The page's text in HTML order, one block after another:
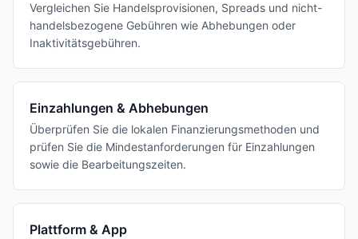
Vergleichen Sie Handelsprovisionen, Spreads und nicht-
handelsbezogene Gebühren wie Abhebungen oder
Inaktivitätsgebühren.
Einzahlungen & Abhebungen
Überprüfen Sie die lokalen Finanzierungsmethoden und
prüfen Sie die Mindestanforderungen für Einzahlungen
sowie die Bearbeitungszeiten.
Plattform & App